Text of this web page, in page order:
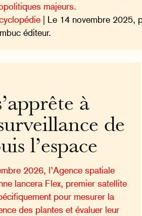
majeurs.
| Le 14 novembre 2025,
éditeur.
à
de
l’espace
2026, l’Agence spatiale
lancera Flex, premier satellite
pour mesurer la
des plantes et évaluer leur